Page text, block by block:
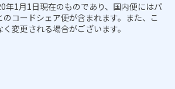
年1月1日現在のものであり、国内便にはパ
コードシェア便が含まれます。また、こ
変更される場合がございます。